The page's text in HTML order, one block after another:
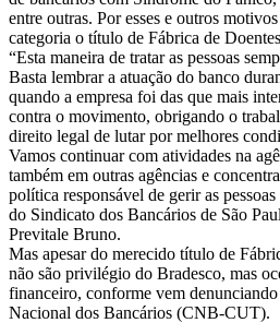
entre outras. Por esses e outros
categoria o título de Fábrica de
“Esta maneira de tratar as pessoas
Basta lembrar a atuação do banco
quando a empresa foi das que mais
contra o movimento, obrigando o
direito legal de lutar por melhores
Vamos continuar com atividades na
também em outras agências e
política responsável de gerir as
do Sindicato dos Bancários de São
Previtale Bruno.
Mas apesar do merecido título de
não são privilégio do Bradesco, mas
financeiro, conforme vem
Nacional dos Bancários (CNB-CUT).